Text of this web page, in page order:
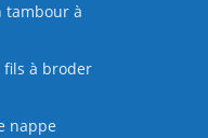
tambour à
fils à broder
nappe